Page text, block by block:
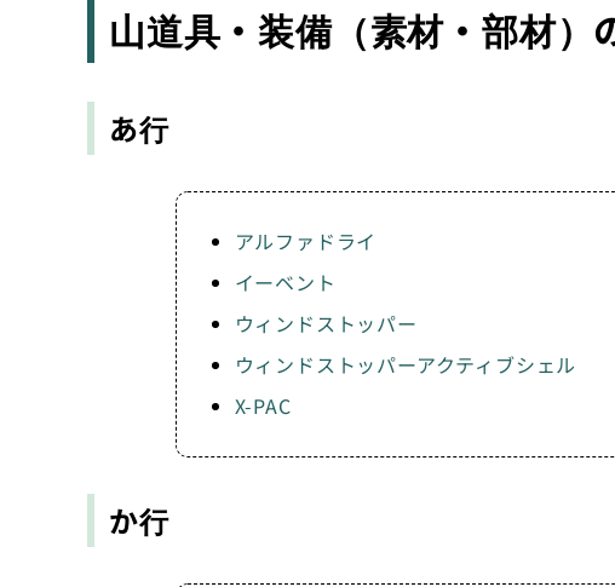
山道具・装備（素材・部材）
あ行
アルファドライ
イーベント
ウィンドストッパー
ウィンドストッパーアクティブシェル
X-PAC
か行